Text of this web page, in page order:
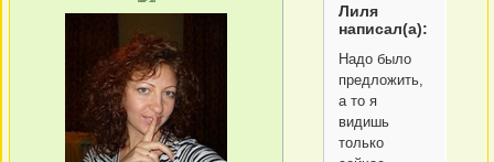
Лиля
написал(а):
Надо было
предложить,
а то я
видишь
только